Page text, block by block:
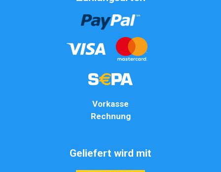
Vorkasse
Rechnung
Geliefert wird mit